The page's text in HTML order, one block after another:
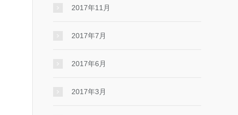
2017年11月
2017年7月
2017年6月
2017年3月